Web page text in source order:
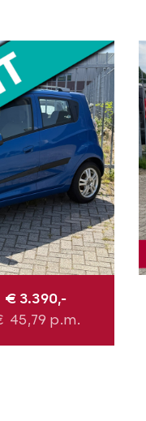
€ 3.390,-
45,79 p.m.